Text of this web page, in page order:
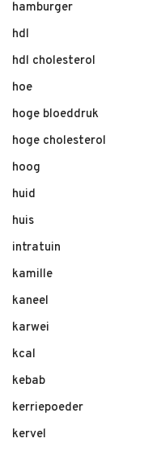
hamburger
hdl
hdl cholesterol
hoe
hoge bloeddruk
hoge cholesterol
hoog
huid
huis
intratuin
kamille
kaneel
karwei
kcal
kebab
kerriepoeder
kervel